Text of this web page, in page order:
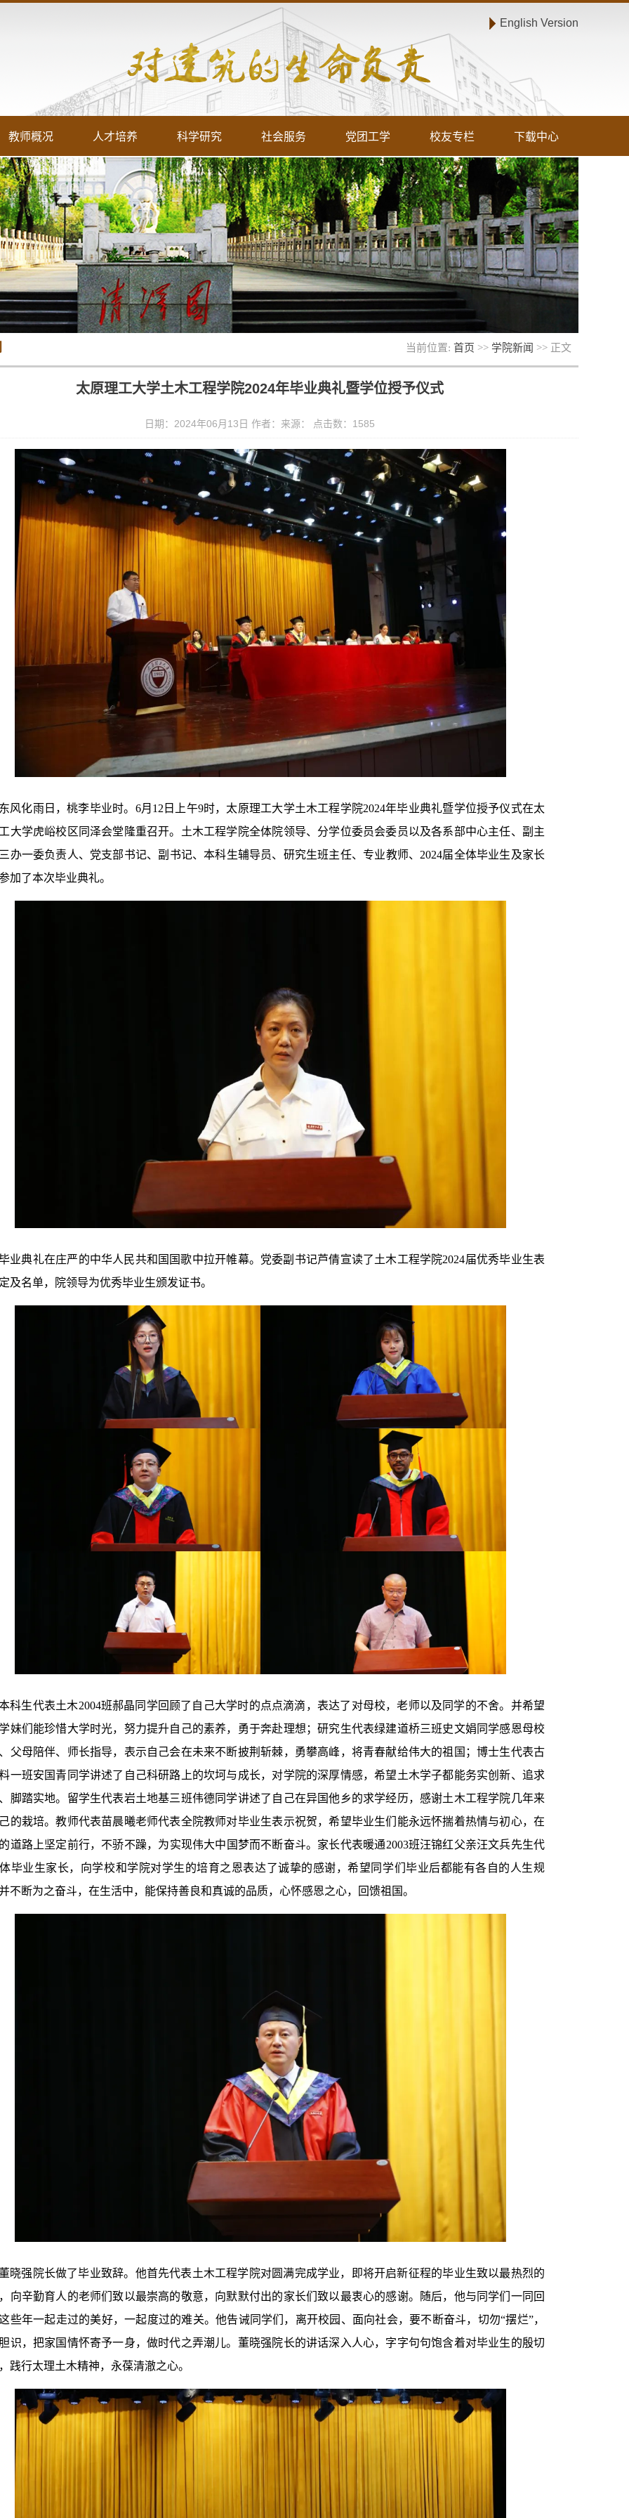
English Version
教师概况 人才培养 科学研究 社会服务 党团工学 校友专栏 下载中心
当前位置: 首页 >> 学院新闻 >> 正文
太原理工大学土木工程学院2024年毕业典礼暨学位授予仪式
日期：2024年06月13日 作者：来源： 点击数： 1585
风化雨日，桃李毕业时。6月12日上午9时，太原理工大学土木工程学院2024年毕业典礼暨学位授予仪式在太
大学虎峪校区同泽会堂隆重召开。土木工程学院全体院领导、分学位委员会委员以及各系部中心主任、副主
办一委负责人、党支部书记、副书记、本科生辅导员、研究生班主任、专业教师、2024届全体毕业生及家长
加了本次毕业典礼。
业典礼在庄严的中华人民共和国国歌中拉开帷幕。党委副书记芦倩宣读了土木工程学院2024届优秀毕业生表
及名单，院领导为优秀毕业生颁发证书。
科生代表土木2004班郝晶同学回顾了自己大学时的点点滴滴，表达了对母校，老师以及同学的不舍。并希望
妹们能珍惜大学时光，努力提升自己的素养，勇于奔赴理想；研究生代表绿建道桥三班史文娟同学感恩母校
父母陪伴、师长指导，表示自己会在未来不断披荆斩棘，勇攀高峰，将青春献给伟大的祖国；博士生代表古
一班安国青同学讲述了自己科研路上的坎坷与成长，对学院的深厚情感，希望土木学子都能务实创新、追求
脚踏实地。留学生代表岩土地基三班伟德同学讲述了自己在异国他乡的求学经历，感谢土木工程学院几年来
的栽培。教师代表苗晨曦老师代表全院教师对毕业生表示祝贺，希望毕业生们能永远怀揣着热情与初心，在
道路上坚定前行，不骄不躁，为实现伟大中国梦而不断奋斗。家长代表暖通2003班汪锦红父亲汪文兵先生代
毕业生家长，向学校和学院对学生的培育之恩表达了诚挚的感谢，希望同学们毕业后都能有各自的人生规
不断为之奋斗，在生活中，能保持善良和真诚的品质，心怀感恩之心，回馈祖国。
晓强院长做了毕业致辞。他首先代表土木工程学院对圆满完成学业，即将开启新征程的毕业生致以最热烈的
向辛勤育人的老师们致以最崇高的敬意，向默默付出的家长们致以最衷心的感谢。随后，他与同学们一同回
些年一起走过的美好，一起度过的难关。他告诫同学们，离开校园、面向社会，要不断奋斗，切勿“摆烂”，
识，把家国情怀寄予一身，做时代之弄潮儿。董晓强院长的讲话深入人心，字字句句饱含着对毕业生的殷切
践行太理土木精神，永葆清澈之心。